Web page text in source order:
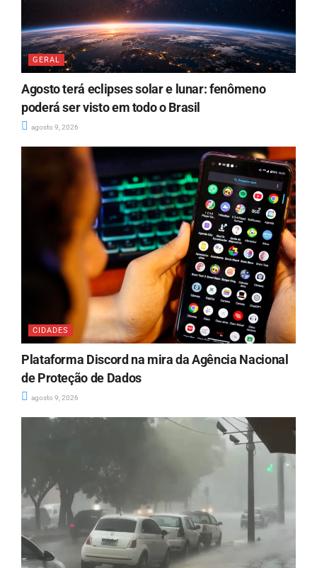
GERAL
Agosto terá eclipses solar e lunar: fenômeno
poderá ser visto em todo o Brasil
agosto 9, 2026
CIDADES
Plataforma Discord na mira da Agência Nacional
de Proteção de Dados
agosto 9, 2026